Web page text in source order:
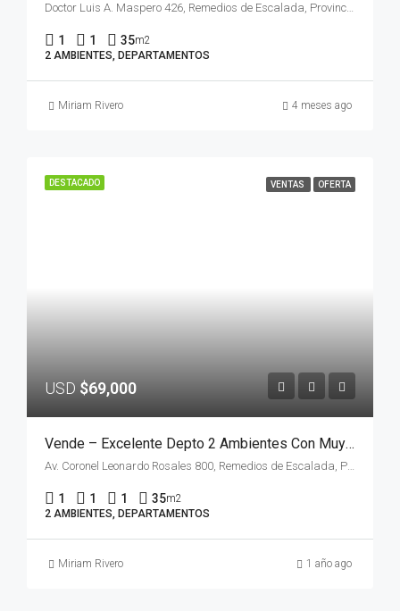
Doctor Luis A. Maspero 426, Remedios de Escalada, Provincia de Buenos Aires, Argentina
1 1 35m2
2 AMBIENTES, DEPARTAMENTOS
Miriam Rivero 4 meses ago
DESTACADO VENTAS OFERTA
USD $69,000
Vende – Excelente Depto 2 Ambientes Con Muy Buena Ubicacion – Apto Credito
Av. Coronel Leonardo Rosales 800, Remedios de Escalada, Provincia de Buenos Aires, Argentina
1 1 1 35m2
2 AMBIENTES, DEPARTAMENTOS
Miriam Rivero 1 año ago